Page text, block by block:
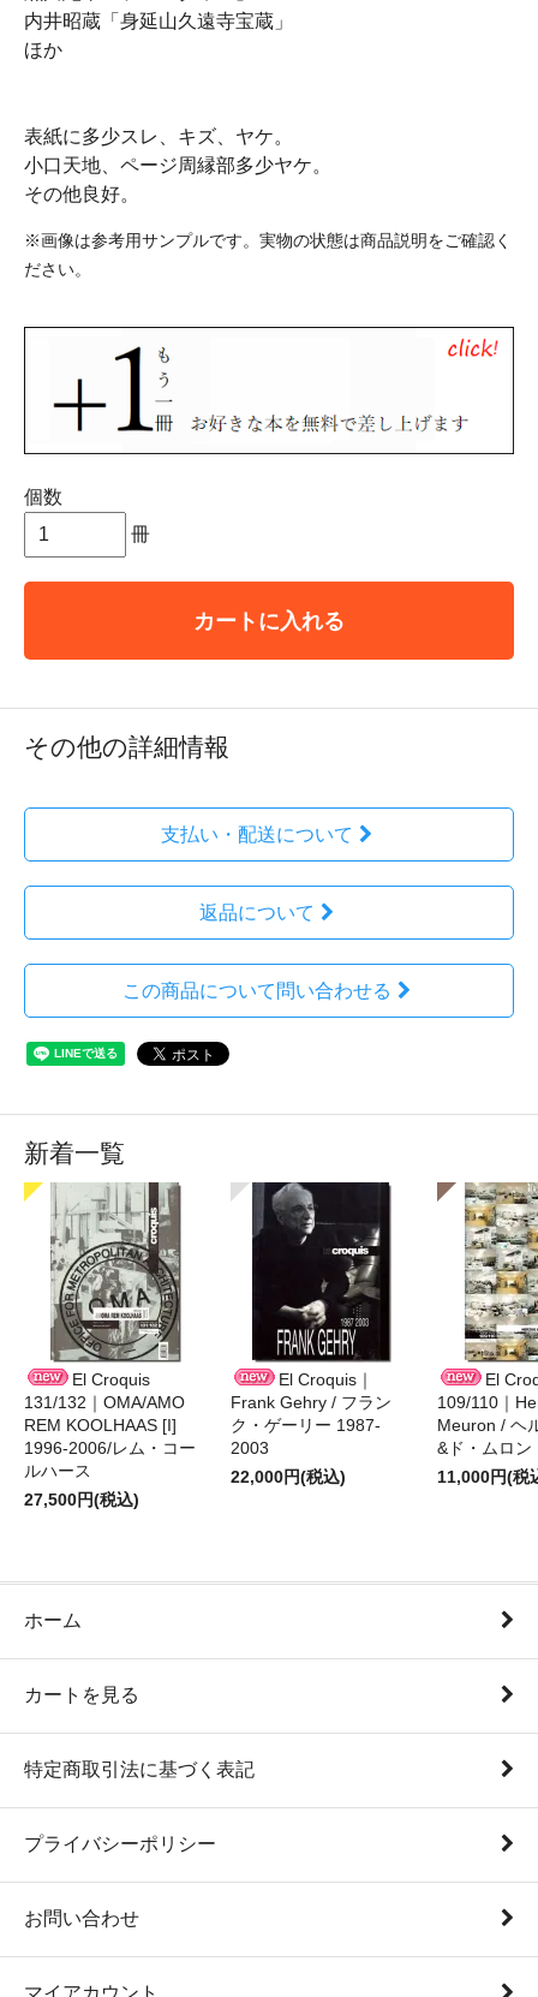
内井昭蔵「身延山久遠寺宝蔵」
ほか
表紙に多少スレ、キズ、ヤケ。
小口天地、ページ周縁部多少ヤケ。
その他良好。
※画像は参考用サンプルです。実物の状態は商品説明をご確認く
ださい。
個数
冊
カートに入れる
その他の詳細情報
支払い・配送について
返品について
この商品について問い合わせる
新着一覧
El Croquis
131/132｜OMA/AMO
REM KOOLHAAS [I]
1996-2006/レム・コー
ルハース
27,500円(税込)
El Croquis｜
Frank Gehry / フラン
ク・ゲーリー 1987-
2003
22,000円(税込)
El
109/110｜
Meuron / ヘ
&ド・ムロ
11,000円(税
ホーム
カートを見る
特定商取引法に基づく表記
プライバシーポリシー
お問い合わせ